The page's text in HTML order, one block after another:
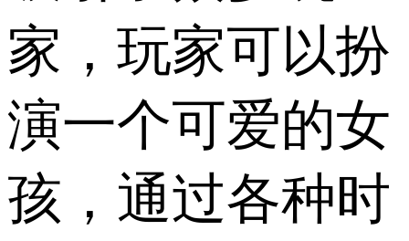
家，玩家可以扮
演一个可爱的女
孩，通过各种时